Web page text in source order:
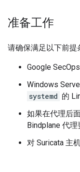
准备工作
请确保满足以下前提
Google
Windows
systemd 的
如果在代理后
Bindplane 代
对 Suricata 主